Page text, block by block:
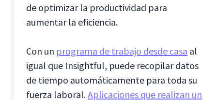
de optimizar la productividad para
aumentar la eficiencia.
Con un programa de trabajo desde casa al
igual que Insightful, puede recopilar datos
de tiempo automáticamente para toda su
fuerza laboral.Aplicaciones que realizan un